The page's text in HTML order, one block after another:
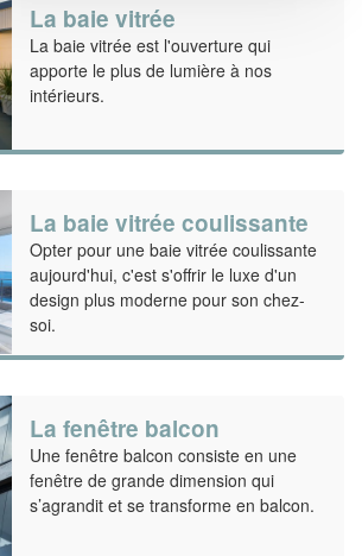
La baie vitrée
La baie vitrée est l'ouverture qui
apporte le plus de lumière à nos
intérieurs.
La baie vitrée coulissante
Opter pour une baie vitrée coulissante
aujourd'hui, c'est s'offrir le luxe d'un
design plus moderne pour son chez-
soi.
La fenêtre balcon
Une fenêtre balcon consiste en une
fenêtre de grande dimension qui
s’agrandit et se transforme en balcon.